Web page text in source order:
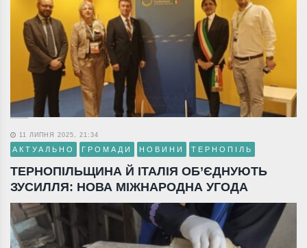
11 ЛИПНЯ 2025, 21:34
АКТУАЛЬНО ГРОМАДИ НОВИНИ ТЕРНОПІЛЬ
ТЕРНОПІЛЬЩИНА Й ІТАЛІЯ ОБ’ЄДНУЮТЬ
ЗУСИЛЛЯ: НОВА МІЖНАРОДНА УГОДА